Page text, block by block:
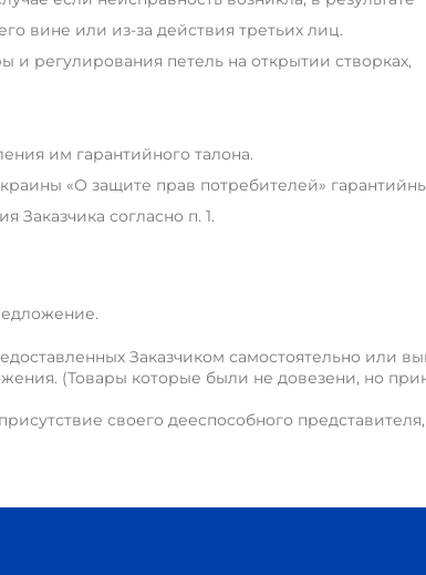
вине или из-за действия третьих лиц.
и регулирования петель на открытии створках,
им гарантийного талона.
«О защите прав потребителей»
согласно п. 1.
Заказчиком самостоятельно или
(Товары которые были не довезени, но
своего дееспособного